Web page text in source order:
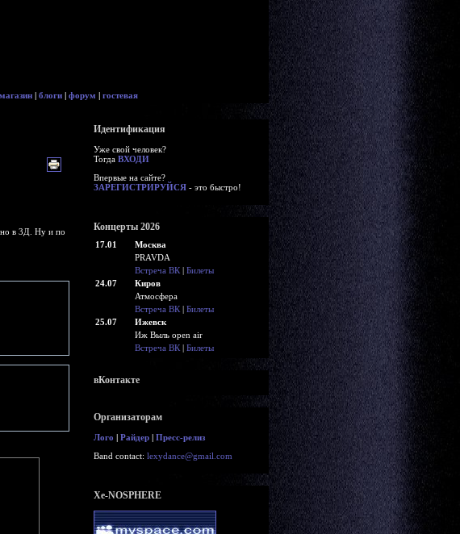
магазин | блоги | форум | гостевая
в 3Д. Ну и по
Идентификация
Уже свой человек?
Тогда ВХОДИ
Впервые на сайте?
ЗАРЕГИСТРИРУЙСЯ - это быстро!
Концерты 2026
17.01
Москва
PRAVDA
Встреча ВК | Билеты
24.07
Киров
Атмосфера
Встреча ВК | Билеты
25.07
Ижевск
Иж Выль open air
Встреча ВК | Билеты
вКонтакте
Организаторам
Лого | Райдер | Пресс-релиз
Band contact: lexydance@gmail.com
Xe-NOSPHERE